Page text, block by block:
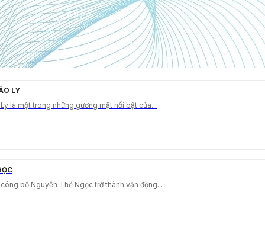
LY
là một trong những gương mặt nổi bật của...
bố Nguyễn Thế Ngọc trở thành vận động...